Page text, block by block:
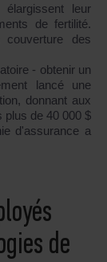
élargissent leur
de fertilité.
des
- obtenir un
lancé une
donnant aux
plus de 40 000 $
d'assurance a
de